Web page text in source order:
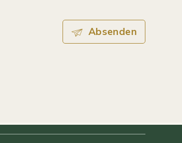
Absenden